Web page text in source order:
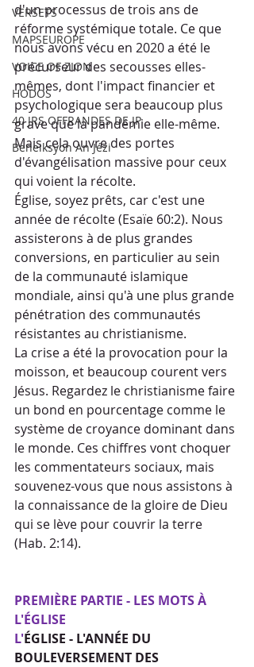
VERSETS
MAPSEUROPE
VOICE OF ZION
HODOS
40 JRS OFFRANDES DE JP
Beneiksyon An Jézi
d'un processus de trois ans de
réforme systémique totale. Ce que
nous avons vécu en 2020 a été le
précurseur des secousses elles-
mêmes, dont l'impact financier et
psychologique sera beaucoup plus
grave que la pandémie elle-même.
Mais cela ouvre des portes
d'évangélisation massive pour ceux
qui voient la récolte.
Église, soyez prêts, car c'est une
année de récolte (Esaïe 60:2). Nous
assisterons à de plus grandes
conversions, en particulier au sein
de la communauté islamique
mondiale, ainsi qu'à une plus grande
pénétration des communautés
résistantes au christianisme.
La crise a été la provocation pour la
moisson, et beaucoup courent vers
Jésus. Regardez le christianisme faire
un bond en pourcentage comme le
système de croyance dominant dans
le monde. Ces chiffres vont choquer
les commentateurs sociaux, mais
souvenez-vous que nous assistons à
la connaissance de la gloire de Dieu
qui se lève pour couvrir la terre
(Hab. 2:14).
PREMIÈRE PARTIE - LES MOTS À
L'ÉGLISE
L'ÉGLISE - L'ANNÉE DU
BOULEVERSEMENT DES